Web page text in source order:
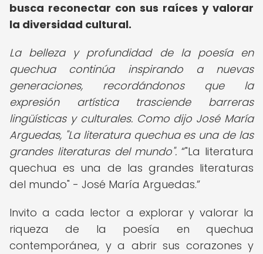
busca reconectar con sus raíces y valorar
la diversidad cultural.
La belleza y profundidad de la poesía en
quechua continúa inspirando a nuevas
generaciones, recordándonos que la
expresión artística trasciende barreras
lingüísticas y culturales. Como dijo José María
Arguedas, "La literatura quechua es una de las
grandes literaturas del mundo". "La literatura
quechua es una de las grandes literaturas
del mundo" - José María Arguedas.
Invito a cada lector a explorar y valorar la
riqueza de la poesía en quechua
contemporánea, y a abrir sus corazones y